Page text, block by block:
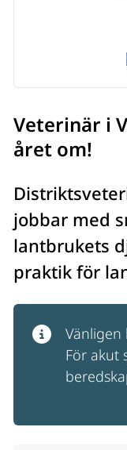
Veterinär i
året om!
jobbar med
lantbrukets
praktik för
För akut